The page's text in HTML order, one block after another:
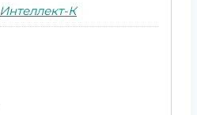
Интеллект-К